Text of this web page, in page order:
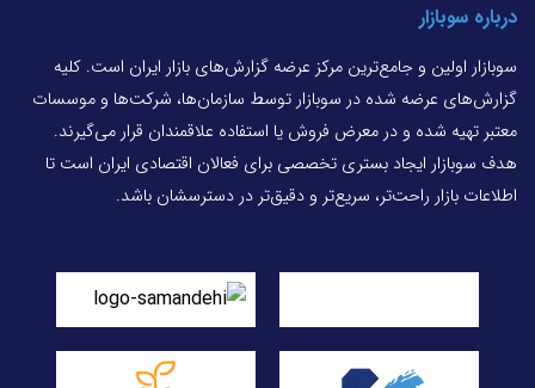
درباره سوبازار
سوبازار اولین و جامع‌ترین مرکز عرضه گزارش‌های بازار ایران است. کلیه
گزارش‌های عرضه شده در سوبازار توسط سازمان‌ها، شرکت‌ها و موسسات
معتبر تهیه شده و در معرض فروش یا استفاده علاقمندان قرار می‌گیرند.
هدف سوبازار ایجاد بستری تخصصی برای فعالان اقتصادی ایران است تا
اطلاعات بازار راحت‌تر، سریع‌تر و دقیق‌تر در دسترسشان باشد.